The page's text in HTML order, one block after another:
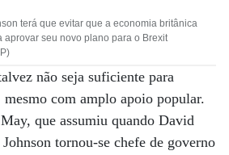
terá que evitar que a economia britânica
aprovar seu novo plano para o Brexit
não seja suficiente para
com amplo apoio popular.
que assumiu quando David
tornou-se chefe de governo